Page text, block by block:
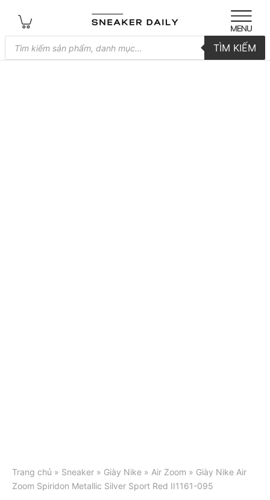
Tìm
kiếm
sản
TÌM KIẾM
Trang chủ » Sneaker » Giày Nike » Air Zoom » Giày Nike Air
Zoom Spiridon Metallic Silver Sport Red II1161-095